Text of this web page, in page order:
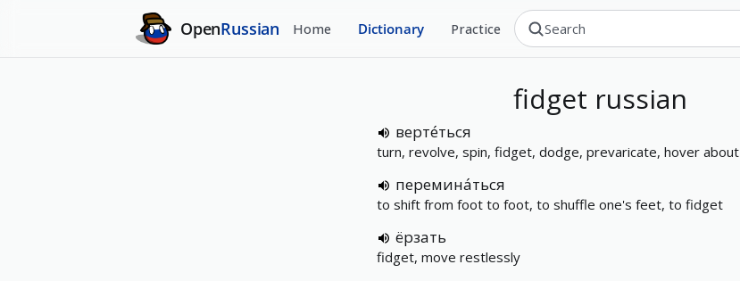
OpenRussian Home Dictionary Practice
fidget russian
верте́ться
turn, revolve, spin, fidget, dodge, prevaricate, hover about
перемина́ться
to shift from foot to foot, to shuffle one's feet, to fidget
ёрзать
fidget, move restlessly